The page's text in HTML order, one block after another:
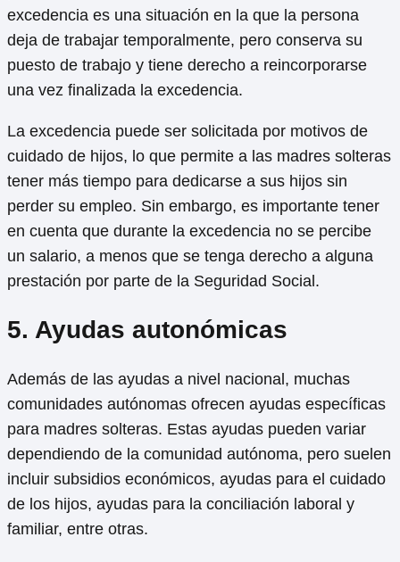
excedencia es una situación en la que la persona
deja de trabajar temporalmente, pero conserva su
puesto de trabajo y tiene derecho a reincorporarse
una vez finalizada la excedencia.
La excedencia puede ser solicitada por motivos de
cuidado de hijos, lo que permite a las madres solteras
tener más tiempo para dedicarse a sus hijos sin
perder su empleo. Sin embargo, es importante tener
en cuenta que durante la excedencia no se percibe
un salario, a menos que se tenga derecho a alguna
prestación por parte de la Seguridad Social.
5. Ayudas autonómicas
Además de las ayudas a nivel nacional, muchas
comunidades autónomas ofrecen ayudas específicas
para madres solteras. Estas ayudas pueden variar
dependiendo de la comunidad autónoma, pero suelen
incluir subsidios económicos, ayudas para el cuidado
de los hijos, ayudas para la conciliación laboral y
familiar, entre otras.